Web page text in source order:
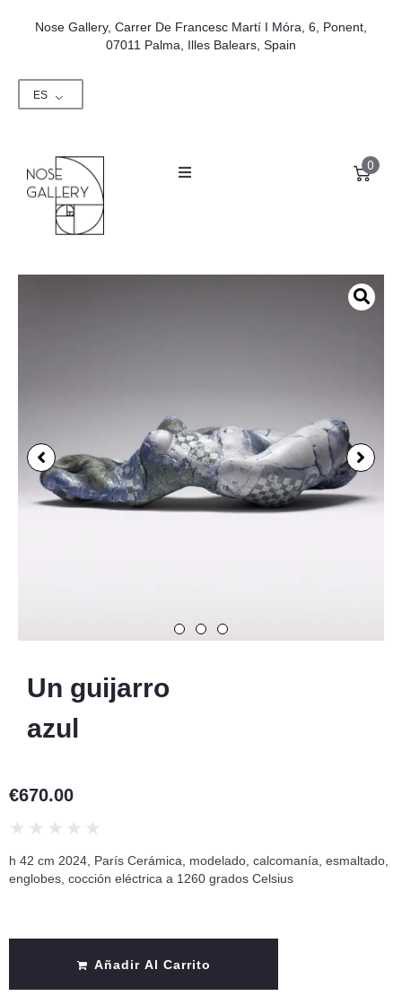
Nose Gallery, Carrer De Francesc Martí I Móra, 6, Ponent,
07011 Palma, Illes Balears, Spain
ES
0
Un guijarro
azul
€670.00
★ ★ ★ ★ ★
h 42 cm 2024, París Cerámica, modelado, calcomanía, esmaltado,
englobes, cocción eléctrica a 1260 grados Celsius
Añadir Al Carrito